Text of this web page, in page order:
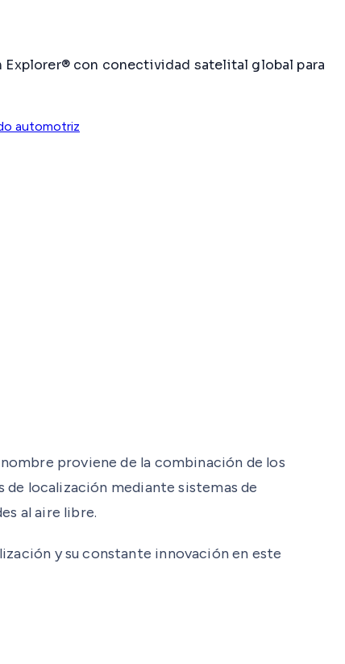
Explorer® con conectividad satelital global para
automotriz
nombre proviene de la combinación de los
de localización mediante sistemas de
al aire libre.
y su constante innovación en este